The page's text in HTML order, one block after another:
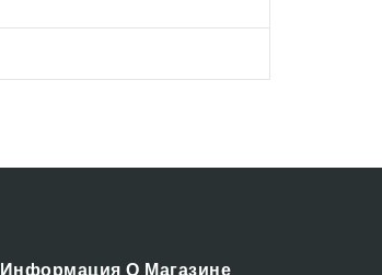
Информация О Магазине